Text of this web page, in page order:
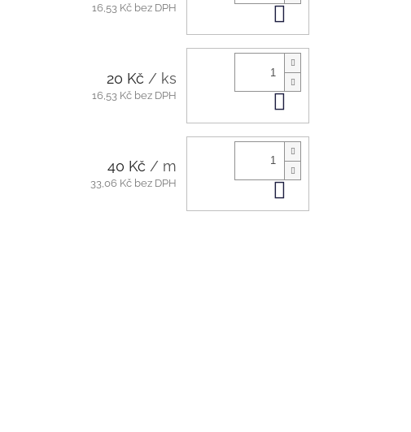
16,53 Kč bez DPH
20 Kč / ks
16,53 Kč bez DPH
40 Kč / m
33,06 Kč bez DPH